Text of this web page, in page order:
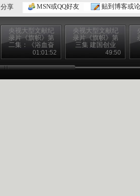
分享
MSN或QQ好友 贴到博客或
央视大型文献纪
录片《旗帜》第
二集：《浴血奋
斗》01:01:52
央视大型文献纪
录片《旗帜》第
三集 建国创业
49:50